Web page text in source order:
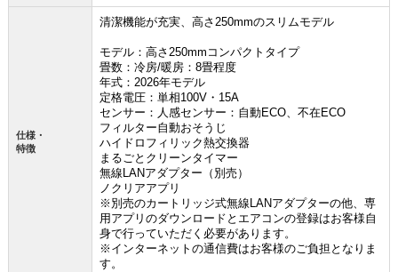
仕様・
特徴
清潔機能が充実、高さ250mmのスリムモデル
モデル：高さ250mmコンパクトタイプ
畳数：冷房/暖房：8畳程度
年式：2026年モデル
定格電圧：単相100V・15A
センサー：人感センサー：自動ECO、不在ECO
フィルター自動おそうじ
ハイドロフィリック熱交換器
まるごとクリーンタイマー
無線LANアダプター（別売）
ノクリアアプリ
※別売のカートリッジ式無線LANアダプターの他、専
用アプリのダウンロードとエアコンの登録はお客様自
身で行っていただく必要があります。
※インターネットの通信費はお客様のご負担となりま
す。